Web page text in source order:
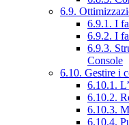
6.9.
6.9.1. I
6.9.2. I
6.9.3.
Console
6.10. Gestire i
6.10.1.
6.10.2.
6.10.3.
6.10.4.